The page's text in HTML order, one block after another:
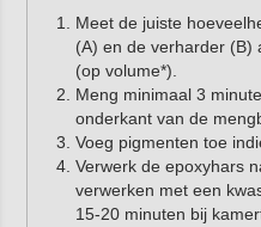
Meet de juiste
(A) en de verharder (B)
(op volume*).
Meng minimaal 3
onderkant van de
Voeg pigmenten toe
Verwerk de epoxyhars
verwerken met een
15-20 minuten bij